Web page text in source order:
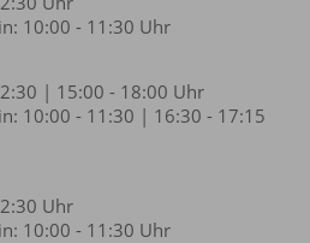
10:00 - 11:30 Uhr
| 15:00 - 18:00 Uhr
10:00 - 11:30 | 16:30 - 17:15
Uhr
10:00 - 11:30 Uhr